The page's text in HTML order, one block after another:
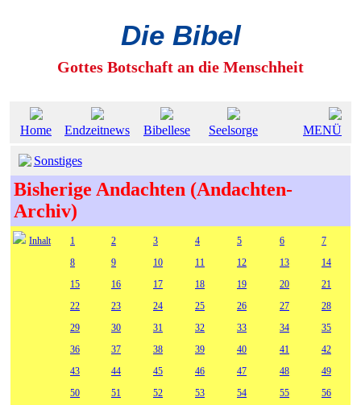
Die Bibel
Gottes Botschaft an die Menschheit
Home Endzeitnews Bibellese Seelsorge MENÜ
Sonstiges
Bisherige Andachten (Andachten-
Archiv)
Inhalt 1 2 3 4 5 6
7
8
9 10 11 12 13
14
15
16 17 18 19 20
21
22
23 24 25 26 27
28
29
30 31 32 33 34
35
36
37 38 39 40 41
42
43
44 45 46 47 48
49
50
51 52 53 54 55
56